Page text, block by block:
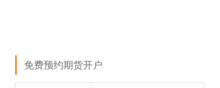
免费预约期货开户